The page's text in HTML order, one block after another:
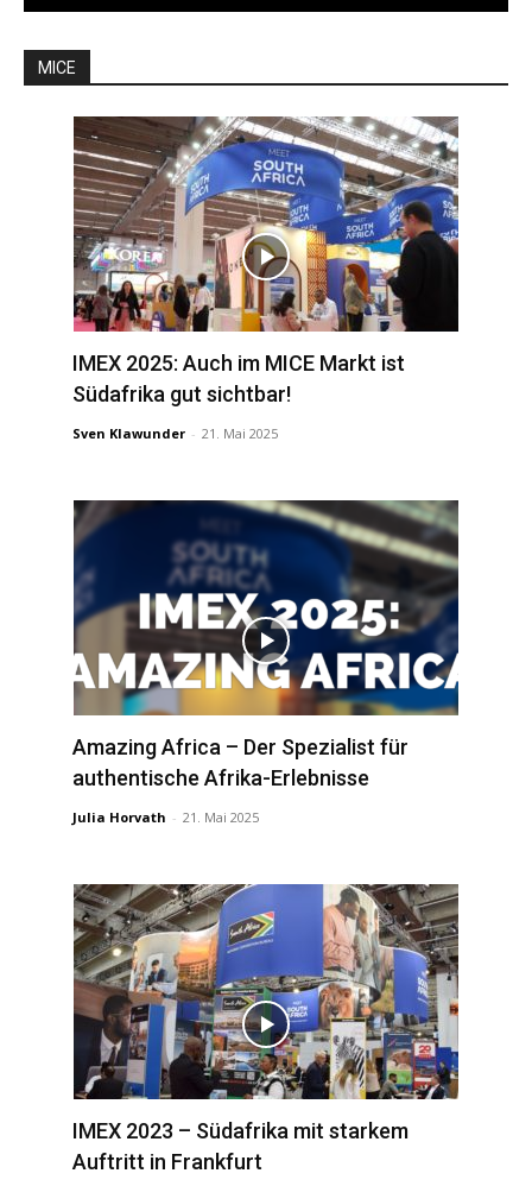
MICE
IMEX 2025: Auch im MICE Markt ist
Südafrika gut sichtbar!
Sven Klawunder - 21. Mai 2025
Amazing Africa – Der Spezialist für
authentische Afrika-Erlebnisse
Julia Horvath - 21. Mai 2025
IMEX 2023 – Südafrika mit starkem
Auftritt in Frankfurt